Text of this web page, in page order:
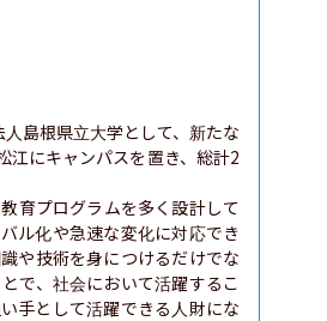
島根県立大学として、新たな
江にキャンパスを置き、総計2
育プログラムを多く設計して
ル化や急速な変化に対応でき
や技術を身につけるだけでな
で、社会において活躍するこ
手として活躍できる人財にな